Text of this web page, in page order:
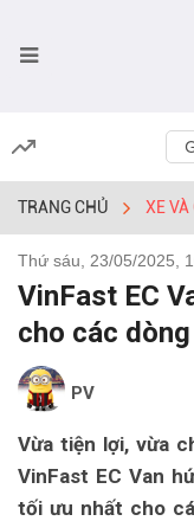
TRANG CHỦ XE VÀ
Thứ sáu, 23/05/2025,
VinFast EC
cho các
PV
Vừa tiện lợi, vừa
VinFast EC Van
tối ưu nhất cho